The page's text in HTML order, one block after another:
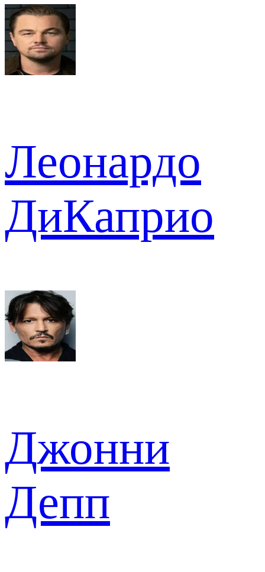
Леонардо
ДиКаприо
Джонни
Депп